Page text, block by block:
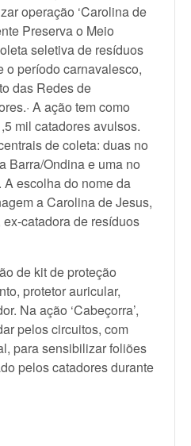
operação ‘Carolina de
Preserva o Meio
seletiva de resíduos
o período carnavalesco,
das Redes de
A ação tem como
mil catadores avulsos.
de coleta: duas no
Barra/Ondina e uma no
escolha do nome da
a Carolina de Jesus,
catadora de resíduos
de kit de proteção
protetor auricular,
Na ação ‘Cabeçorra’,
pelos circuitos, com
para sensibilizar foliões
pelos catadores durante